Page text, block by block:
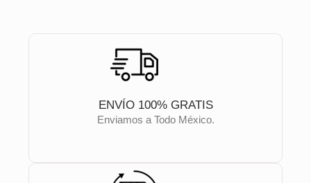
ENVÍO 100% GRATIS
Enviamos a Todo México.